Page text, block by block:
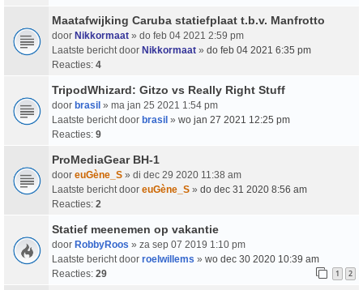
Maatafwijking Caruba statiefplaat t.b.v. Manfrotto
door Nikkormaat » do feb 04 2021 2:59 pm
Laatste bericht door Nikkormaat » do feb 04 2021 6:35 pm
Reacties: 4
TripodWhizard: Gitzo vs Really Right Stuff
door brasil » ma jan 25 2021 1:54 pm
Laatste bericht door brasil » wo jan 27 2021 12:25 pm
Reacties: 9
ProMediaGear BH-1
door euGène_S » di dec 29 2020 11:38 am
Laatste bericht door euGène_S » do dec 31 2020 8:56 am
Reacties: 2
Statief meenemen op vakantie
door RobbyRoos » za sep 07 2019 1:10 pm
Laatste bericht door roelwillems » wo dec 30 2020 10:39 am
Reacties: 29 1 2